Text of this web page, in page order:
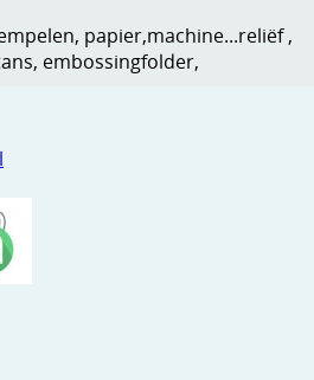
machines
kijkje
papier,machine...reliëf ,
embossingfolder,